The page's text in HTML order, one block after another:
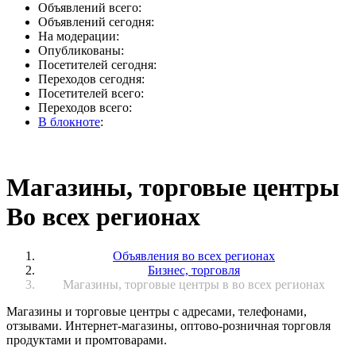
Объявлений всего:
Объявлений сегодня:
На модерации:
Опубликованы:
Посетителей сегодня:
Переходов сегодня:
Посетителей всего:
Переходов всего:
В блокноте:
Магазины, торговые центры
Во всех регионах
Объявления во всех регионах
Бизнес, торговля
Магазины, торговые центры в во всех регионах
Магазины и торговые центры с адресами, телефонами,
отзывами. Интернет-магазины, оптово-розничная торговля
продуктами и промтоварами.